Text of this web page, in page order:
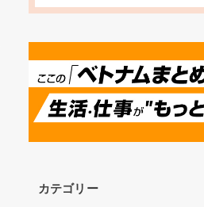
カテゴリー